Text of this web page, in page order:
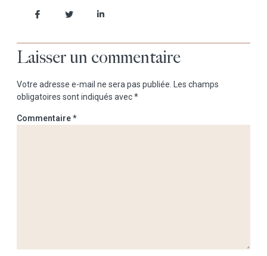
Laisser un commentaire
Votre adresse e-mail ne sera pas publiée. Les champs
obligatoires sont indiqués avec*
Commentaire*